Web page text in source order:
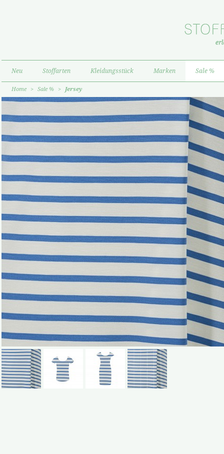
Neu Stoffarten Kleidungsstück Marken Sale %
Home > Sale % > Jersey